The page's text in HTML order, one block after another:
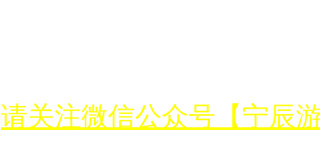
请关注微信公众号【宁辰游